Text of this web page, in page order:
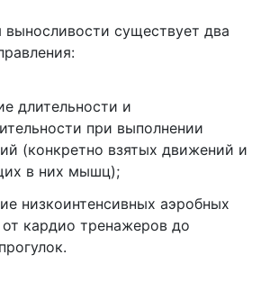
выносливости существует два
длительности и
при выполнении
(конкретно взятых движений и
в них мышц);
низкоинтенсивных аэробных
от кардио тренажеров до